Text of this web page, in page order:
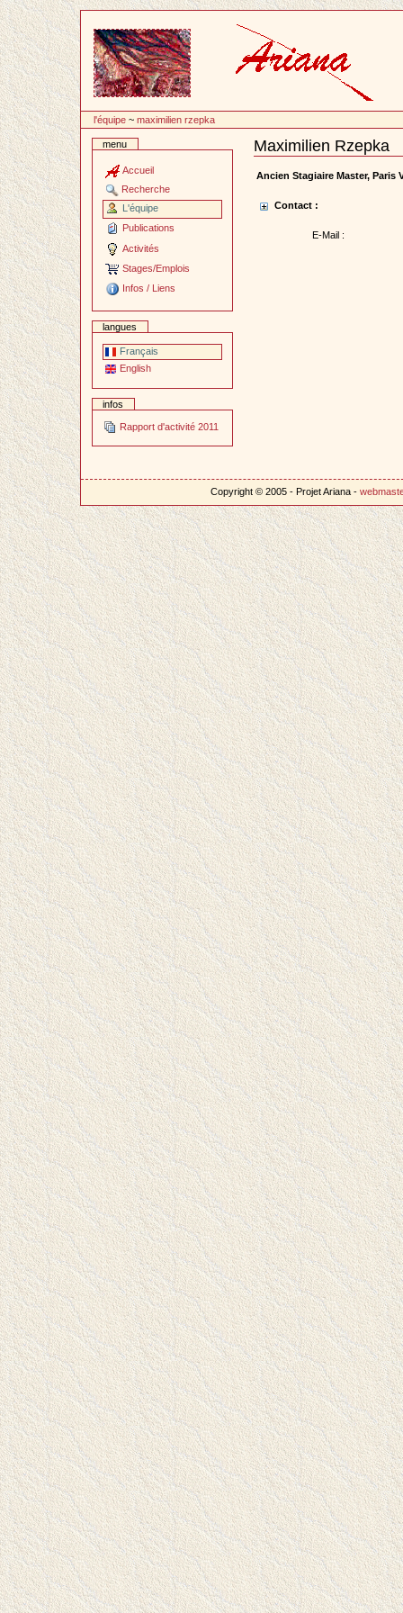
contenu
l'équipe ~maximilien rzepka
menu
Accueil
Recherche
L'équipe
Publications
Activités
Stages/Emplois
Infos / Liens
langues
Français
English
infos
Rapport d'activité 2011
Maximilien Rzepka
Document
Actions
Ancien Stagiaire Master, Paris
Contact :
E-Mail :
Copyright © 2005 - Projet Ariana -